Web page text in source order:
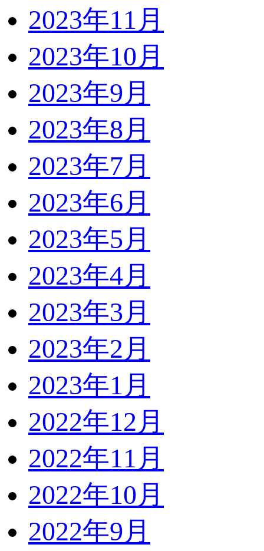
2023年11月
2023年10月
2023年9月
2023年8月
2023年7月
2023年6月
2023年5月
2023年4月
2023年3月
2023年2月
2023年1月
2022年12月
2022年11月
2022年10月
2022年9月